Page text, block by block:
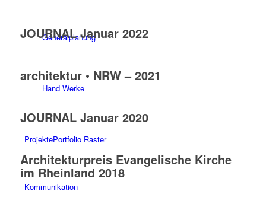
Generalplanung
Hand Werke
ProjektePortfolio Raster
Kommunikation
JOURNAL Januar 2022
architektur • NRW – 2021
JOURNAL Januar 2020
Architekturpreis Evangelische Kirche
im Rheinland 2018